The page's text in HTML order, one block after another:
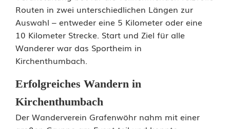
d
e
r
v
e
r
Routen in zwei unterschiedlichen Längen zur
Auswahl – entweder eine 5 Kilometer oder eine
10 Kilometer Strecke. Start und Ziel für alle
Wanderer war das Sportheim in
Kirchenthumbach.
Erfolgreiches Wandern in
Kirchenthumbach
Der Wanderverein Grafenwöhr nahm mit einer